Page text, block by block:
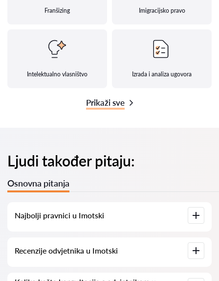
Franšizing Imigracijsko pravo
Intelektualno vlasništvo Izrada i analiza ugovora
Prikaži sve
Ljudi također pitaju:
Osnovna pitanja
Najbolji pravnici u Imotski
informacijama. Cijene, recenzije, telefonski brojevi i adrese.
Recenzije odvjetnika u Imotski